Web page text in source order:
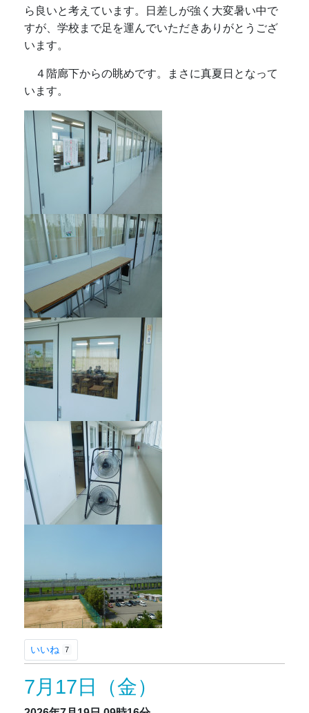
ら良いと考えています。日差しが強く大変暑い中で
すが、学校まで足を運んでいただきありがとうござ
います。
４階廊下からの眺めです。まさに真夏日となって
います。
いいね 7
7月17日（金）